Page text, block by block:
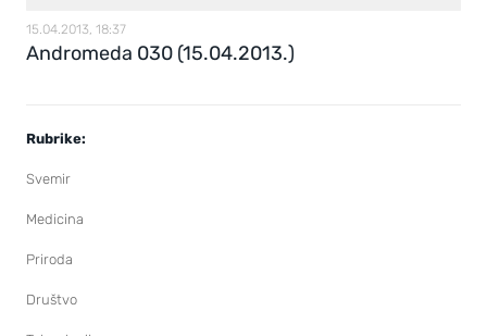
15.04.2013, 18:37
Andromeda 030 (15.04.2013.)
Rubrike:
Svemir
Medicina
Priroda
Društvo